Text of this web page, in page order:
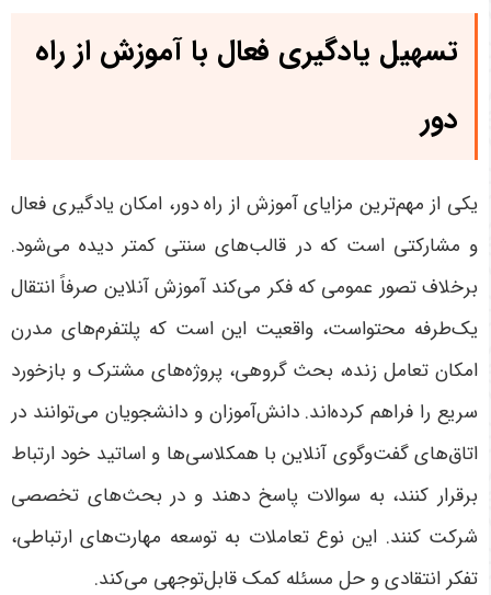
تسهیل یادگیری فعال با آموزش از راه
دور
یکی از مهم‌ترین مزایای آموزش از راه دور، امکان یادگیری فعال
و مشارکتی است که در قالب‌های سنتی کمتر دیده می‌شود.
برخلاف تصور عمومی که فکر می‌کند آموزش آنلاین صرفاً انتقال
یک‌طرفه محتواست، واقعیت این است که پلتفرم‌های مدرن
امکان تعامل زنده، بحث گروهی، پروژه‌های مشترک و بازخورد
سریع را فراهم کرده‌اند. دانش‌آموزان و دانشجویان می‌توانند در
اتاق‌های گفت‌وگوی آنلاین با همکلاسی‌ها و اساتید خود ارتباط
برقرار کنند، به سوالات پاسخ دهند و در بحث‌های تخصصی
شرکت کنند. این نوع تعاملات به توسعه مهارت‌های ارتباطی،
تفکر انتقادی و حل مسئله کمک قابل‌توجهی می‌کند.